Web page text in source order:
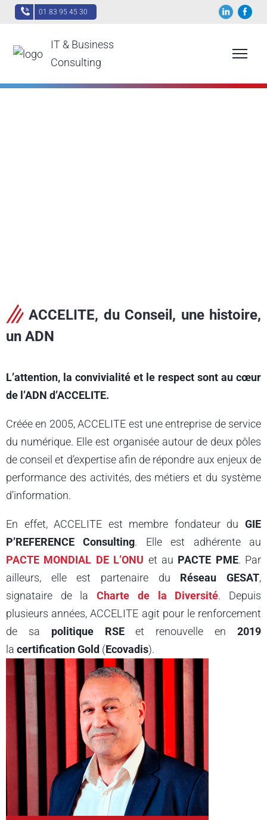
01 83 95 45 30
IT & Business
Consulting
ACCELITE, du Conseil, une histoire,
un ADN
L’attention, la convivialité et le respect sont au cœur
de l’ADN d’ACCELITE.
Créée en 2005, ACCELITE est une entreprise de service
du numérique. Elle est organisée autour de deux pôles
de conseil et d’expertise afin de répondre aux enjeux de
performance des activités, des métiers et du système
d’information.
En effet, ACCELITE est membre fondateur du GIE
P’REFERENCE
Consulting. Elle est adhérente au
PACTE MONDIAL DE L’ONU et au PACTE PME. Par
ailleurs, elle est partenaire du Réseau GESAT,
signataire de laCharte de la Diversité. Depuis
plusieurs années, ACCELITE agit pour le renforcement
de sa politique RSEet renouvelle en2019
la certificationGold (Ecovadis).